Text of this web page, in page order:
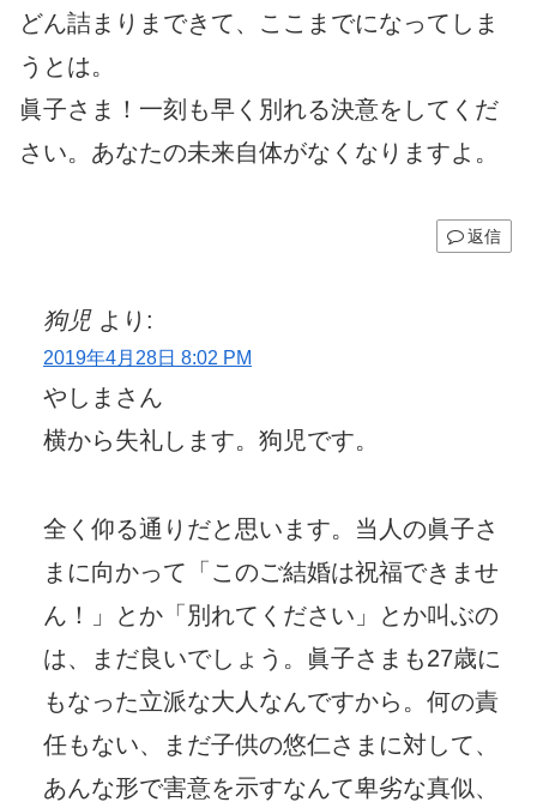
どん詰まりまできて、ここまでになってしま
うとは。
眞子さま！一刻も早く別れる決意をしてくだ
さい。あなたの未来自体がなくなりますよ。
返信
狗児 より:
2019年4月28日 8:02 PM
やしまさん
横から失礼します。狗児です。
全く仰る通りだと思います。当人の眞子さ
まに向かって「このご結婚は祝福できませ
ん！」とか「別れてください」とか叫ぶの
は、まだ良いでしょう。眞子さまも27歳に
もなった立派な大人なんですから。何の責
任もない、まだ子供の悠仁さまに対して、
あんな形で害意を示すなんて卑劣な真似、